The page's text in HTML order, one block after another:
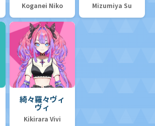
Koganei Niko Mizumiya Su
綺々羅々ヴィ
ヴィ
Kikirara Vivi